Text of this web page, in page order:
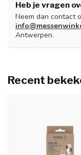
Heb je vragen
Neem dan contact
Antwerpen.
Recent